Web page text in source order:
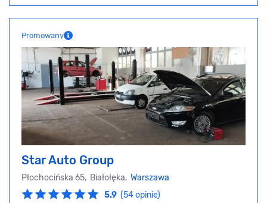
Promowany
Star Auto Group
Płochocińska 65, Białołęka, Warszawa
5.9 (54 opinie)